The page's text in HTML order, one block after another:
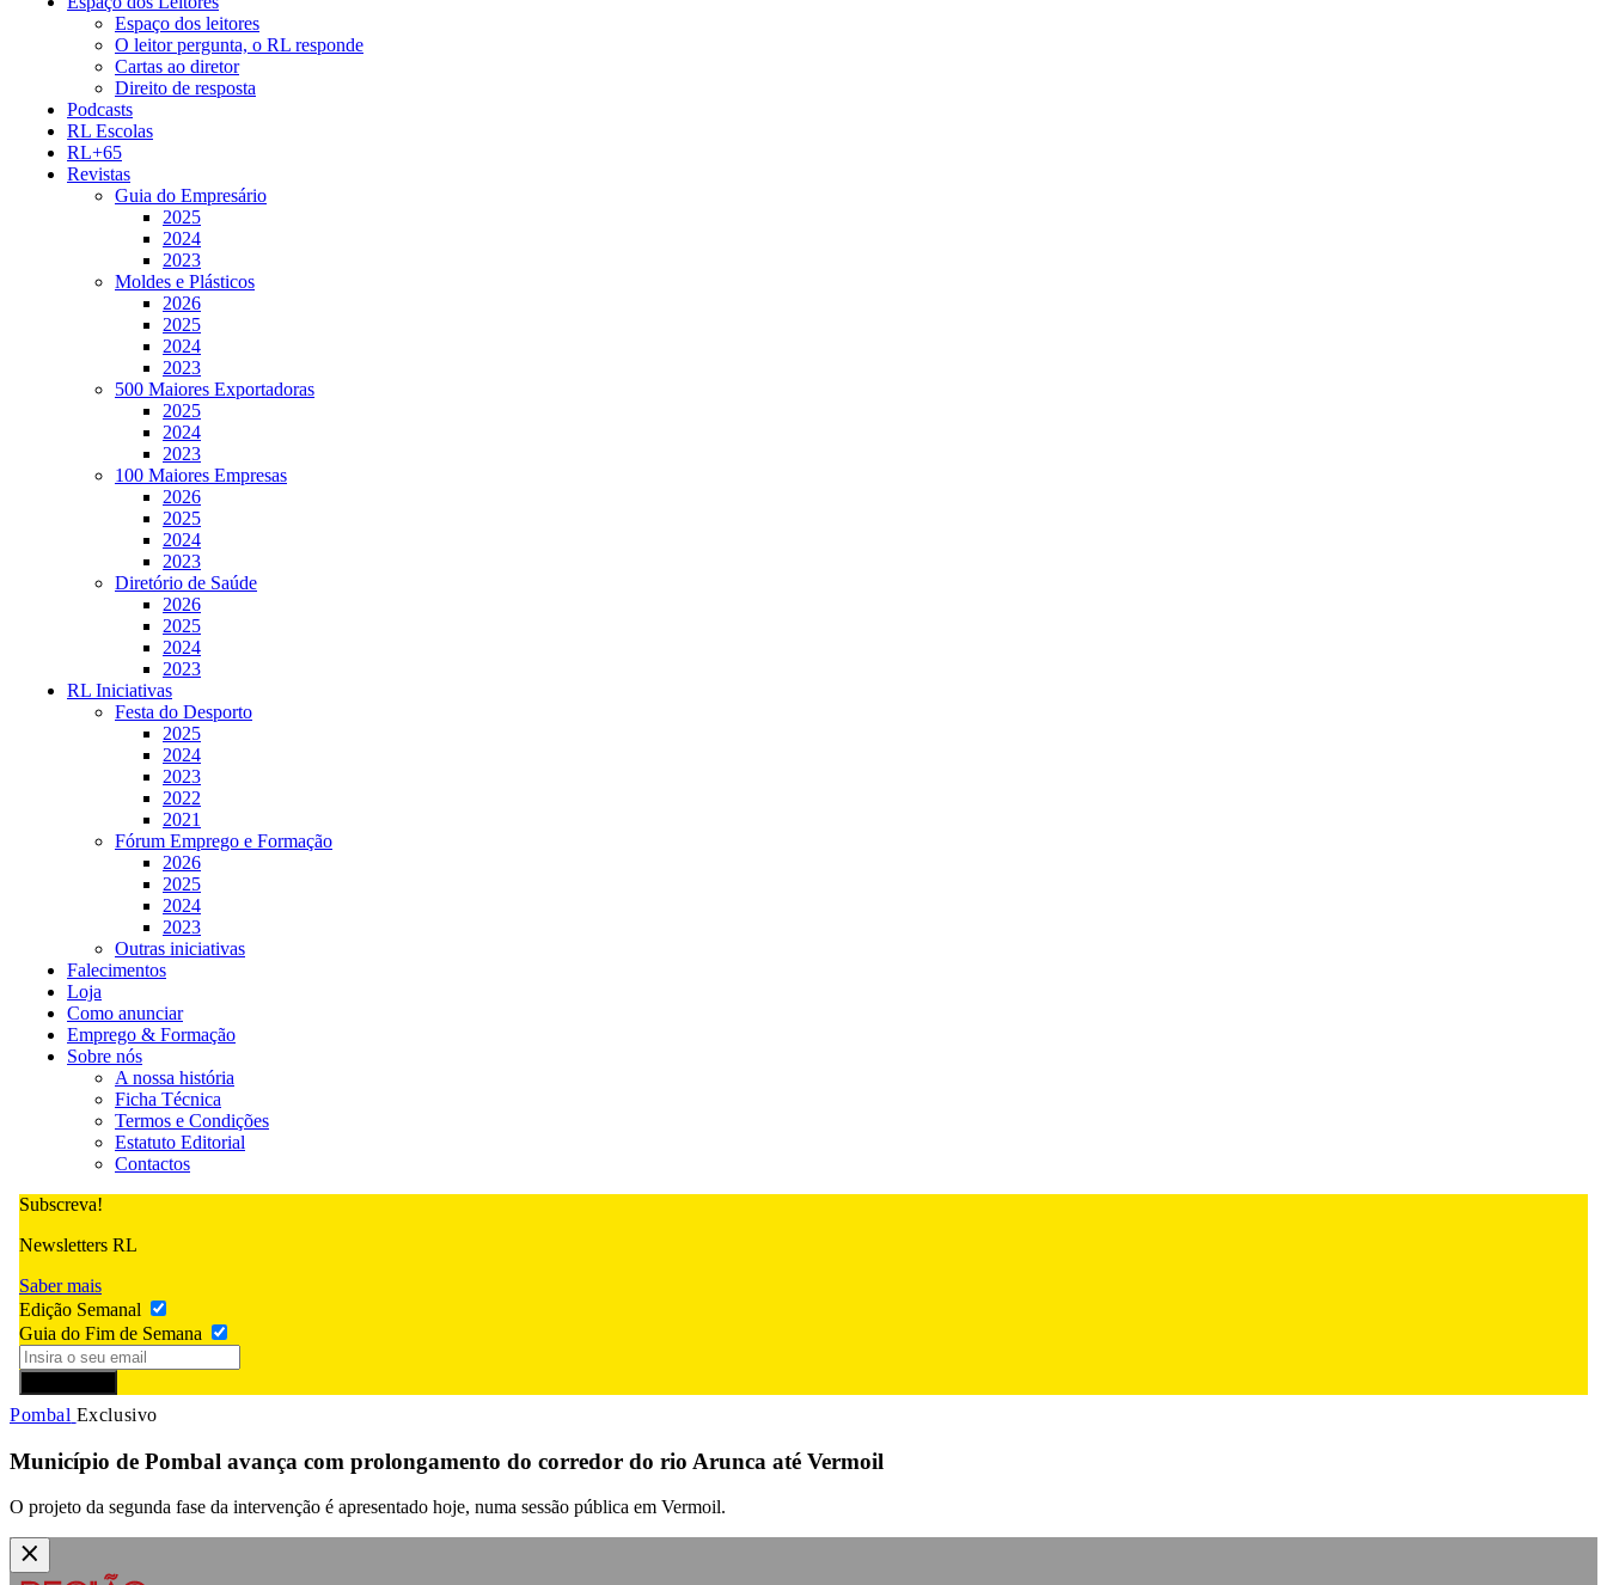
Espaço dos leitores
O leitor pergunta, o RL responde
Cartas ao diretor
Direito de resposta
Podcasts
RL Escolas
RL+65
Revistas
Guia do Empresário
2025
2024
2023
Moldes e Plásticos
2026
2025
2024
2023
500 Maiores Exportadoras
2025
2024
2023
100 Maiores Empresas
2026
2025
2024
2023
Diretório de Saúde
2026
2025
2024
2023
RL Iniciativas
Festa do Desporto
2025
2024
2023
2022
2021
Fórum Emprego e Formação
2026
2025
2024
2023
Outras iniciativas
Falecimentos
Loja
Como anunciar
Emprego & Formação
Sobre nós
A nossa história
Ficha Técnica
Termos e Condições
Estatuto Editorial
Contactos
Subscreva!
Newsletters RL
Saber mais
Edição Semanal
Guia do Fim de Semana
Pombal Exclusivo
Município de Pombal avança com prolongamento do corredor do rio Arunca até Vermoil
O projeto da segunda fase da intervenção é apresentado hoje, numa sessão pública em Vermoil.